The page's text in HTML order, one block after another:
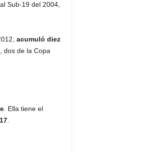
Sub-19 del 2004,
acumuló diez
dos de la Copa
. Ella tiene el
.